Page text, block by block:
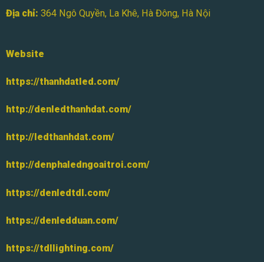
Địa chỉ: 364 Ngô Quyền, La Khê, Hà Đông, Hà Nội
Website
https://thanhdatled.com/
http://denledthanhdat.com/
http://ledthanhdat.com/
http://denphaledngoaitroi.com/
https://denledtdl.com/
https://denledduan.com/
https://tdllighting.com/